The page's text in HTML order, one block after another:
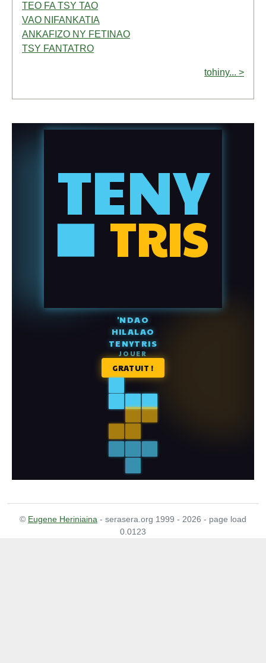
TEO FA TSY TAO
VAO NIFANKATIA
ANKAFIZO NY FETINAO
TSY FANTATRO
tohiny... >
© Eugene Heriniaina - serasera.org 1999 - 2026 - page load
0.0123